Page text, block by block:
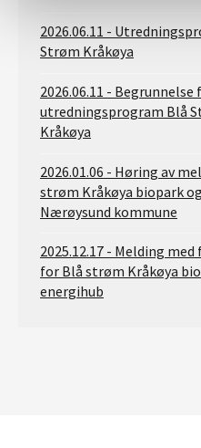
2026.06.11 -
Strøm Kråkøya
2026.06.11 - Begrunnelse
utredningsprogram Blå
Kråkøya
2026.01.06 - Høring av
strøm Kråkøya biopark
Nærøysund kommune
2025.12.17 - Melding
for Blå strøm Kråkøya
energihub